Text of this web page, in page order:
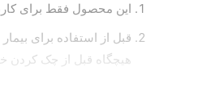
این محصول فقط برای
قبل از استفاده برای
هیچگاه قبل از چک کردن